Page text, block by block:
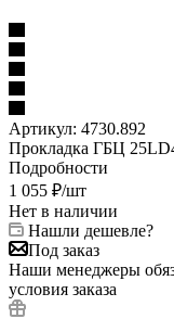
Артикул: 4730.892
Прокладка ГБЦ
Подробности
1 055 ₽/шт
Нет в наличии
Нашли дешевле?
Под заказ
Наши менеджеры
условия заказа